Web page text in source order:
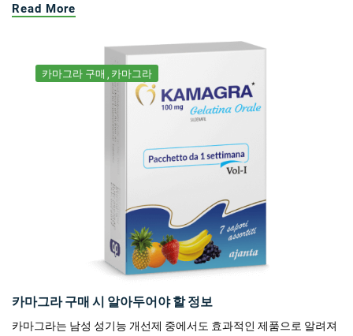
Read More
카마그라 구매 카마그라
카마그라 구매 시 알아두어야 할 정보
카마그라는 남성 성기능 개선제 중에서도 효과적인 제품으로 알려져